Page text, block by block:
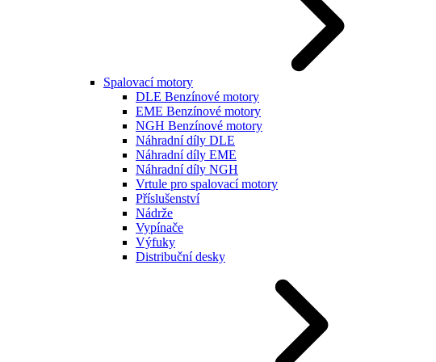
Spalovací motory
DLE Benzínové motory
EME Benzínové motory
NGH Benzínové motory
Náhradní díly DLE
Náhradní díly EME
Náhradní díly NGH
Vrtule pro spalovací motory
Příslušenství
Nádrže
Vypínače
Výfuky
Distribuční desky